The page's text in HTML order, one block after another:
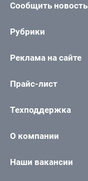
Сообщить новость
Рубрики
Реклама на сайте
Прайс-лист
Техподдержка
О компании
Наши вакансии